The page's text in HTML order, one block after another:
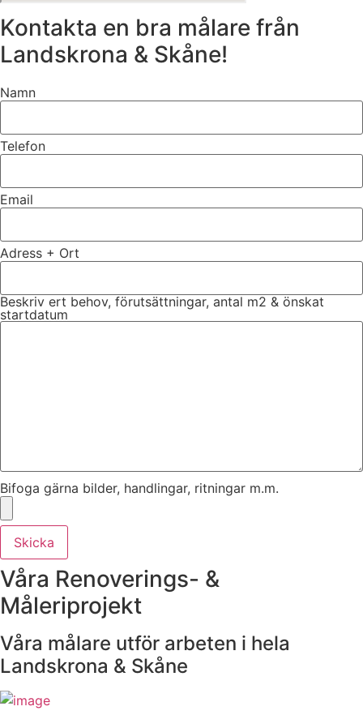
Kontakta en bra målare från
Landskrona & Skåne!
Namn
Telefon
Email
Adress + Ort
Beskriv ert behov, förutsättningar, antal m2 & önskat
startdatum
Bifoga gärna bilder, handlingar, ritningar m.m.
Skicka
Våra Renoverings- &
Måleriprojekt
Våra målare utför arbeten i hela
Landskrona & Skåne